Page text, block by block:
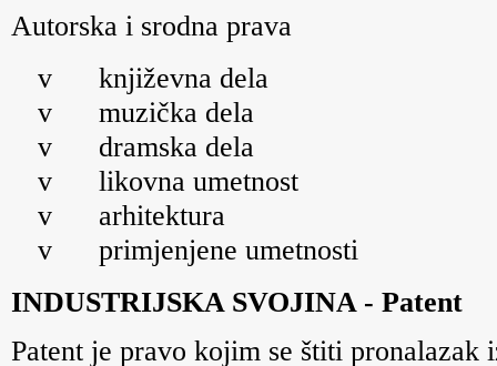
Autorska i srodna prava
v
književna dela
v
muzička dela
v
dramska dela
v
likovna umetnost
v
arhitektura
v
primjenjene umetnosti
INDUSTRIJSKA SVOJINA - Patent
Patent je pravo kojim se štiti